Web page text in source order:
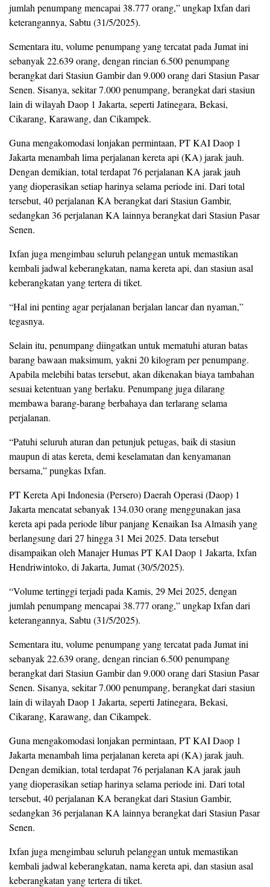
jumlah penumpang mencapai 38.777 orang,” ungkap Ixfan dari
keterangannya, Sabtu (31/5/2025).
Sementara itu, volume penumpang yang tercatat pada Jumat ini
sebanyak 22.639 orang, dengan rincian 6.500 penumpang
berangkat dari Stasiun Gambir dan 9.000 orang dari Stasiun Pasar
Senen. Sisanya, sekitar 7.000 penumpang, berangkat dari stasiun
lain di wilayah Daop 1 Jakarta, seperti Jatinegara, Bekasi,
Cikarang, Karawang, dan Cikampek.
Guna mengakomodasi lonjakan permintaan, PT KAI Daop 1
Jakarta menambah lima perjalanan kereta api (KA) jarak jauh.
Dengan demikian, total terdapat 76 perjalanan KA jarak jauh
yang dioperasikan setiap harinya selama periode ini. Dari total
tersebut, 40 perjalanan KA berangkat dari Stasiun Gambir,
sedangkan 36 perjalanan KA lainnya berangkat dari Stasiun Pasar
Senen.
Ixfan juga mengimbau seluruh pelanggan untuk memastikan
kembali jadwal keberangkatan, nama kereta api, dan stasiun asal
keberangkatan yang tertera di tiket.
“Hal ini penting agar perjalanan berjalan lancar dan nyaman,”
tegasnya.
Selain itu, penumpang diingatkan untuk mematuhi aturan batas
barang bawaan maksimum, yakni 20 kilogram per penumpang.
Apabila melebihi batas tersebut, akan dikenakan biaya tambahan
sesuai ketentuan yang berlaku. Penumpang juga dilarang
membawa barang-barang berbahaya dan terlarang selama
perjalanan.
“Patuhi seluruh aturan dan petunjuk petugas, baik di stasiun
maupun di atas kereta, demi keselamatan dan kenyamanan
bersama,” pungkas Ixfan.
PT Kereta Api Indonesia (Persero) Daerah Operasi (Daop) 1
Jakarta mencatat sebanyak 134.030 orang menggunakan jasa
kereta api pada periode libur panjang Kenaikan Isa Almasih yang
berlangsung dari 27 hingga 31 Mei 2025. Data tersebut
disampaikan oleh Manajer Humas PT KAI Daop 1 Jakarta, Ixfan
Hendriwintoko, di Jakarta, Jumat (30/5/2025).
“Volume tertinggi terjadi pada Kamis, 29 Mei 2025, dengan
jumlah penumpang mencapai 38.777 orang,” ungkap Ixfan dari
keterangannya, Sabtu (31/5/2025).
Sementara itu, volume penumpang yang tercatat pada Jumat ini
sebanyak 22.639 orang, dengan rincian 6.500 penumpang
berangkat dari Stasiun Gambir dan 9.000 orang dari Stasiun Pasar
Senen. Sisanya, sekitar 7.000 penumpang, berangkat dari stasiun
lain di wilayah Daop 1 Jakarta, seperti Jatinegara, Bekasi,
Cikarang, Karawang, dan Cikampek.
Guna mengakomodasi lonjakan permintaan, PT KAI Daop 1
Jakarta menambah lima perjalanan kereta api (KA) jarak jauh.
Dengan demikian, total terdapat 76 perjalanan KA jarak jauh
yang dioperasikan setiap harinya selama periode ini. Dari total
tersebut, 40 perjalanan KA berangkat dari Stasiun Gambir,
sedangkan 36 perjalanan KA lainnya berangkat dari Stasiun Pasar
Senen.
Ixfan juga mengimbau seluruh pelanggan untuk memastikan
kembali jadwal keberangkatan, nama kereta api, dan stasiun asal
keberangkatan yang tertera di tiket.